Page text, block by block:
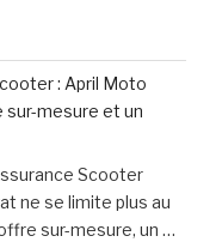
: April Moto
mesure et un
Scooter
ne se limite plus au
sur-mesure, un …